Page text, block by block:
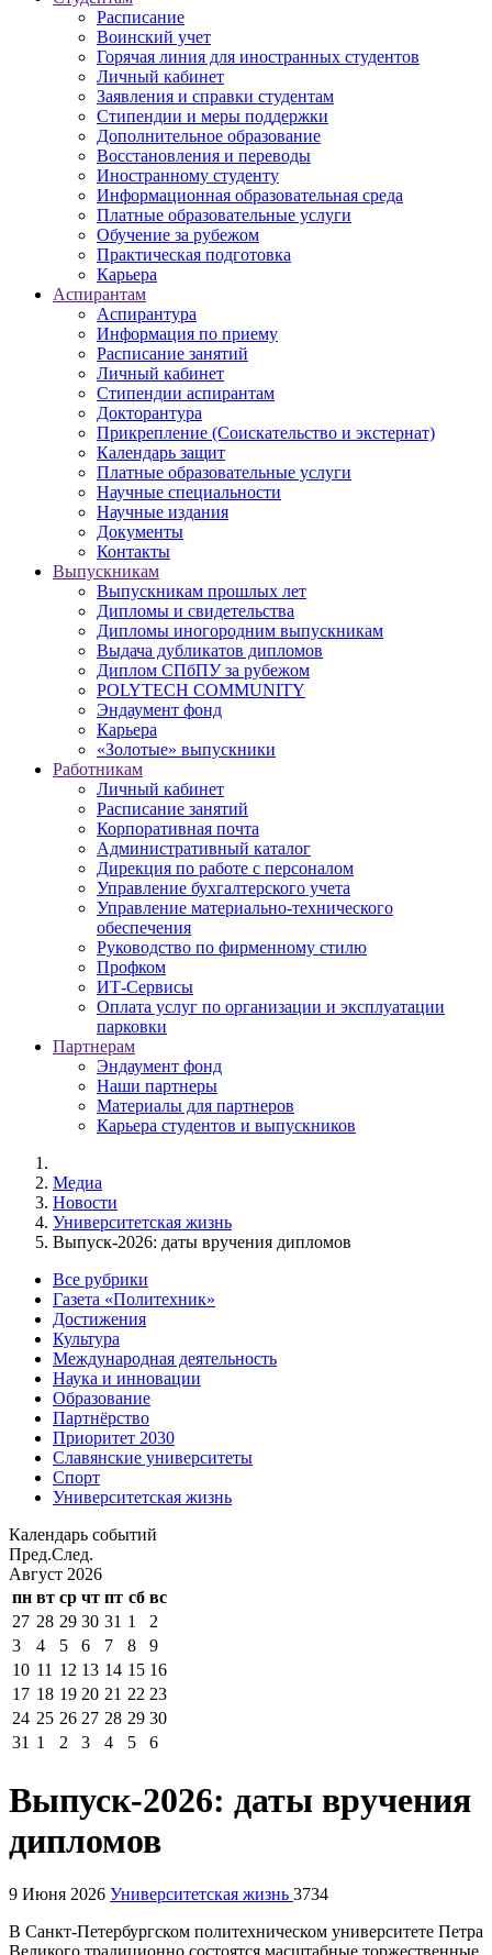
Расписание
Воинский учет
Горячая линия для иностранных студентов
Личный кабинет
Заявления и справки студентам
Стипендии и меры поддержки
Дополнительное образование
Восстановления и переводы
Иностранному студенту
Информационная образовательная среда
Платные образовательные услуги
Обучение за рубежом
Практическая подготовка
Карьера
Аспирантам
Аспирантура
Информация по приему
Расписание занятий
Личный кабинет
Стипендии аспирантам
Докторантура
Прикрепление (Соискательство и экстернат)
Календарь защит
Платные образовательные услуги
Научные специальности
Научные издания
Документы
Контакты
Выпускникам
Выпускникам прошлых лет
Дипломы и свидетельства
Дипломы иногородним выпускникам
Выдача дубликатов дипломов
Диплом СПбПУ за рубежом
POLYTECH COMMUNITY
Эндаумент фонд
Карьера
«Золотые» выпускники
Работникам
Личный кабинет
Расписание занятий
Корпоративная почта
Административный каталог
Дирекция по работе с персоналом
Управление бухгалтерского учета
Управление материально-технического
обеспечения
Руководство по фирменному стилю
Профком
ИТ-Сервисы
Оплата услуг по организации и эксплуатации
парковки
Партнерам
Эндаумент фонд
Наши партнеры
Материалы для партнеров
Карьера студентов и выпускников
Медиа
Новости
Университетская жизнь
Выпуск-2026: даты вручения дипломов
Все рубрики
Газета «Политехник»
Достижения
Культура
Международная деятельность
Наука и инновации
Образование
Партнёрство
Приоритет 2030
Славянские университеты
Спорт
Университетская жизнь
Календарь событий
Пред.След.
Август 2026
пн вт ср чт пт сб вс
27 28 29 30 31 1
2
3
4 5 6 7 8
9
10 11 12 13 14 15 16
17 18 19 20 21 22 23
24 25 26 27 28 29 30
31 1 2 3 4 5 6
Выпуск-2026: даты вручения
дипломов
9 Июня 2026 Университетская жизнь 3734
В Санкт-Петербургском политехническом университете Петра
Великого традиционно состоятся масштабные торжественные